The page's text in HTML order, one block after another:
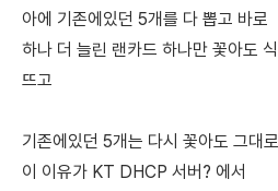
아에 기존에있던 5개를 다 뽑고 바로
하나 더 늘린 랜카드 하나만 꽃아도
뜨고
기존에있던 5개는 다시 꽃아도 그대
이 이유가 KT DHCP 서버? 에서